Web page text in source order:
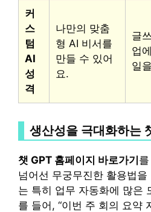
커
스
텀
AI
성
격
나만의 맞춤
형 AI 비서를
만들 수 있어
요.
글
업
일
생산성을 극대화하는
챗 GPT 홈페이지 바로가기
넘어선 무궁무진한 활용법
는 특히 업무 자동화에 많은
를 들어, “이번 주 회의 요약